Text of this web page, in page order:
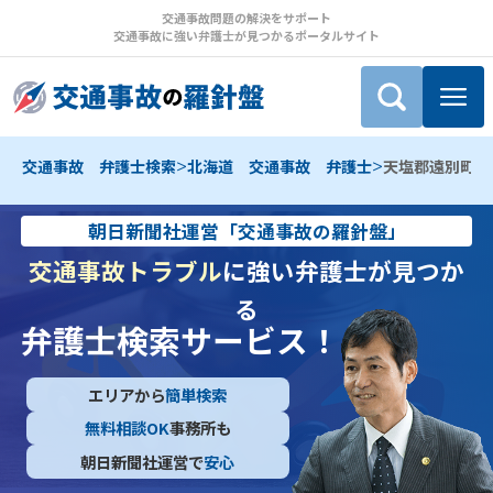
交通事故問題の解決をサポート
交通事故に強い弁護士が見つかるポータルサイト
交通事故 弁護士検索>北海道 交通事故 弁護士>天塩郡遠別町
朝日新聞社運営「交通事故の羅針盤」
交通事故トラブルに強い弁護士が見つか
る
弁護士検索サービス！
エリアから簡単検索
無料相談OK事務所も
朝日新聞社運営で安心